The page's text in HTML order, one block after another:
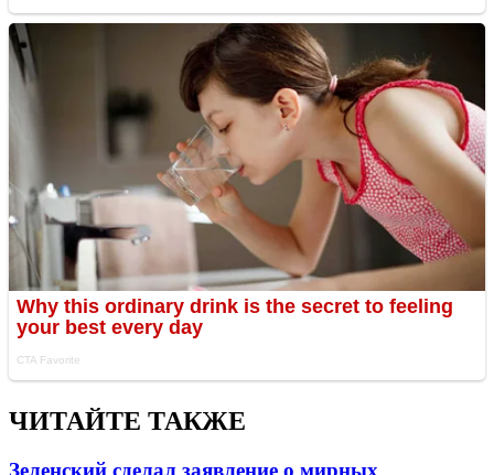
ЧИТАЙТЕ ТАКЖЕ
Зеленский сделал заявление о мирных